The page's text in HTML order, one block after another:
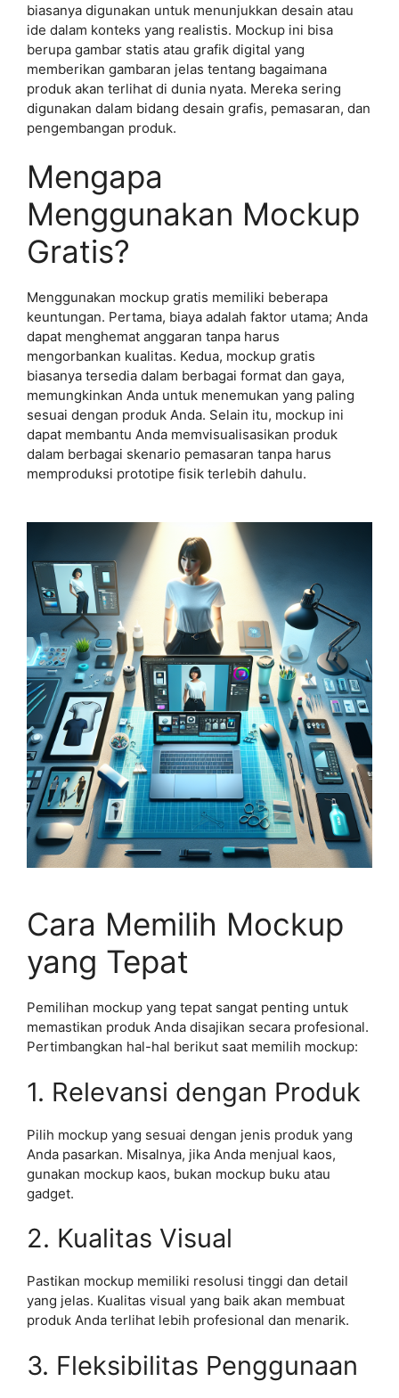
biasanya digunakan untuk menunjukkan desain atau
ide dalam konteks yang realistis. Mockup ini bisa
berupa gambar statis atau grafik digital yang
memberikan gambaran jelas tentang bagaimana
produk akan terlihat di dunia nyata. Mereka sering
digunakan dalam bidang desain grafis, pemasaran, dan
pengembangan produk.
Mengapa
Menggunakan Mockup
Gratis?
Menggunakan mockup gratis memiliki beberapa
keuntungan. Pertama, biaya adalah faktor utama; Anda
dapat menghemat anggaran tanpa harus
mengorbankan kualitas. Kedua, mockup gratis
biasanya tersedia dalam berbagai format dan gaya,
memungkinkan Anda untuk menemukan yang paling
sesuai dengan produk Anda. Selain itu, mockup ini
dapat membantu Anda memvisualisasikan produk
dalam berbagai skenario pemasaran tanpa harus
memproduksi prototipe fisik terlebih dahulu.
Cara Memilih Mockup
yang Tepat
Pemilihan mockup yang tepat sangat penting untuk
memastikan produk Anda disajikan secara profesional.
Pertimbangkan hal-hal berikut saat memilih mockup:
1. Relevansi dengan Produk
Pilih mockup yang sesuai dengan jenis produk yang
Anda pasarkan. Misalnya, jika Anda menjual kaos,
gunakan mockup kaos, bukan mockup buku atau
gadget.
2. Kualitas Visual
Pastikan mockup memiliki resolusi tinggi dan detail
yang jelas. Kualitas visual yang baik akan membuat
produk Anda terlihat lebih profesional dan menarik.
3. Fleksibilitas Penggunaan